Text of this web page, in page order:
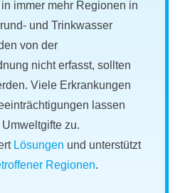
immer mehr Regionen in
und Trinkwasser
von der
nicht erfasst, sollten
Viele Erkrankungen
lassen
zu.
Lösungen und unterstützt
Regionen.